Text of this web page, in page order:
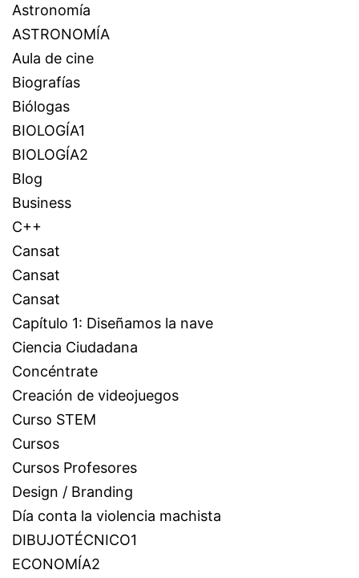
Astronomía
ASTRONOMÍA
Aula de cine
Biografías
Biólogas
BIOLOGÍA1
BIOLOGÍA2
Blog
Business
C++
Cansat
Cansat
Cansat
Capítulo 1: Diseñamos la nave
Ciencia Ciudadana
Concéntrate
Creación de videojuegos
Curso STEM
Cursos
Cursos Profesores
Design / Branding
Día conta la violencia machista
DIBUJOTÉCNICO1
ECONOMÍA2